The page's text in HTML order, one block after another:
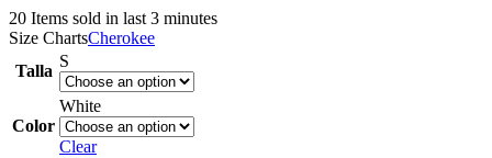
20 Items sold in last 3 minutes
Size ChartsCherokee
Talla
S
Color
White
Clear